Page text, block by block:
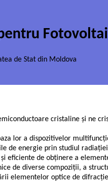
de Stat din Moldova
cristaline și ne
lor a dispozitivelor
de energie prin studiul
eficiente de obținere a
de diverse compoziții, a
elementelor optice de